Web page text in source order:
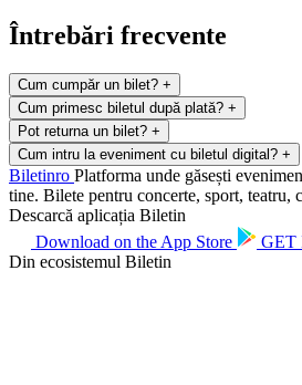
Întrebări frecvente
Cum cumpăr un bilet? +
Cum primesc biletul după plată? +
Pot returna un bilet? +
Cum intru la eveniment cu biletul digital? +
Biletinro Platforma unde găsești
tine. Bilete pentru concerte, sport, teatru,
Descarcă aplicația Biletin
Download on the App Store GET
Din ecosistemul Biletin